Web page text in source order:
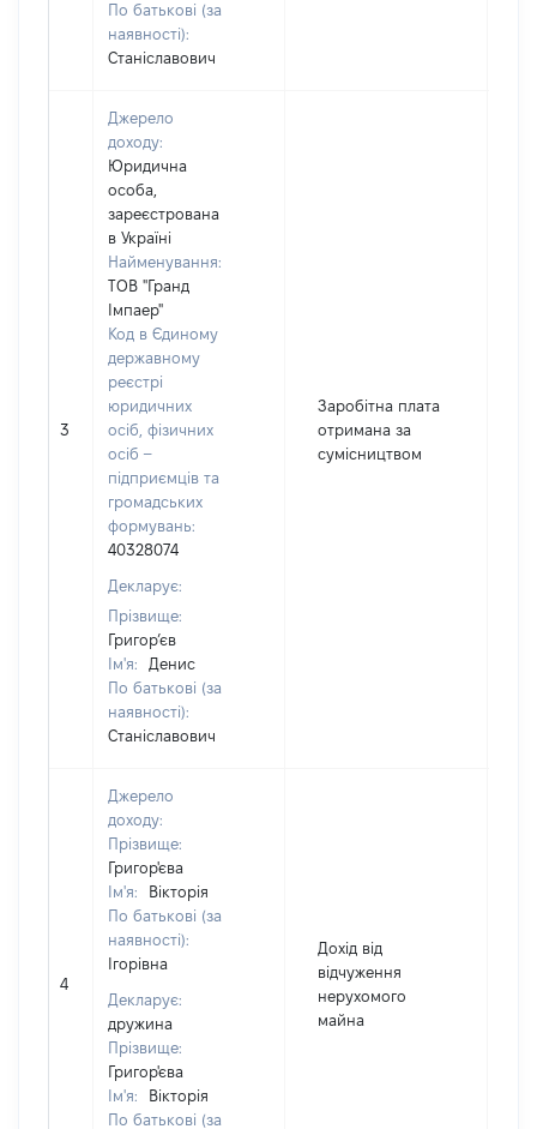
По батькові (за
наявності):
Станіславович
3
Джерело
доходу:
Юридична
особа,
зареєстрована
в Україні
Найменування:
ТОВ "Гранд
Імпаер"
Код в Єдиному
державному
реєстрі
юридичних
осіб, фізичних
осіб –
підприємців та
громадських
формувань:
40328074
Декларує:
Прізвище:
Григор’єв
Ім'я:
Денис
По батькові (за
наявності):
Станіславович
Заробітна плата
отримана за
сумісництвом
4
Джерело
доходу:
Прізвище:
Григор'єва
Ім'я:
Вікторія
По батькові (за
наявності):
Ігорівна
Декларує:
дружина
Прізвище:
Григор'єва
Ім'я:
Вікторія
По батькові (за
Дохід від
відчуження
нерухомого
майна